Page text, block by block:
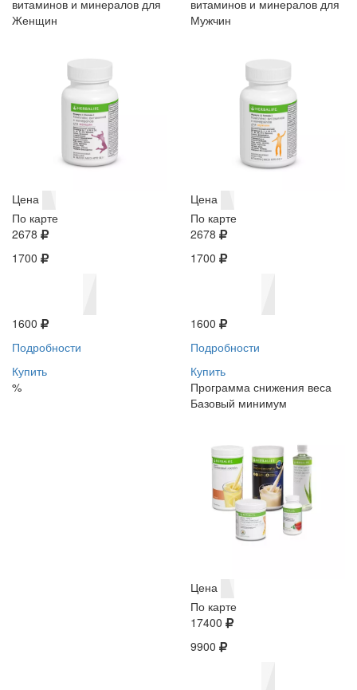
витаминов и минералов для
Женщин
Цена
По карте
2678
1700
1600
Подробности
Купить
%
витаминов и минералов для
Мужчин
Цена
По карте
2678
1700
1600
Подробности
Купить
Программа снижения веса
Базовый минимум
Цена
По карте
17400
9900